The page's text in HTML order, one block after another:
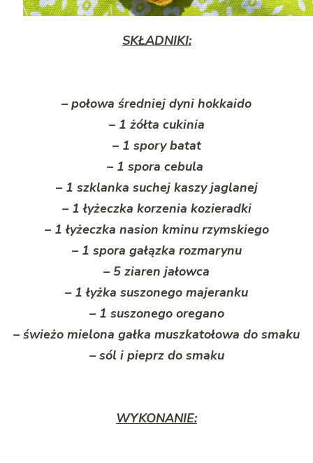
SKŁADNIKI:
– połowa średniej dyni hokkaido
– 1 żółta cukinia
– 1 spory batat
– 1 spora cebula
– 1 szklanka suchej kaszy jaglanej
– 1 łyżeczka korzenia kozieradki
– 1 łyżeczka nasion kminu rzymskiego
– 1 spora gałązka rozmarynu
– 5 ziaren jałowca
– 1 łyżka suszonego majeranku
– 1 suszonego oregano
– świeżo mielona gałka muszkatołowa do smaku
– sól i pieprz do smaku
WYKONANIE: